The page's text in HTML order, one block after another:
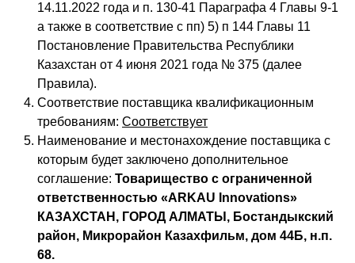
14.11.2022 года и п. 130-41 Параграфа 4 Главы 9-1
а также в соответствие с пп) 5) п 144 Главы 11
Постановление Правительства Республики
Казахстан от 4 июня 2021 года № 375 (далее
Правила).
Соответствие поставщика квалификационным
требованиям: Соответствует
Наименование и местонахождение поставщика с
которым будет заключено дополнительное
соглашение: Товарищество с ограниченной
ответственностью «ARKAU Innovations»
КАЗАХСТАН, ГОРОД АЛМАТЫ, Бостандыкский
район, Микрорайон Казахфильм, дом 44Б, н.п.
68.